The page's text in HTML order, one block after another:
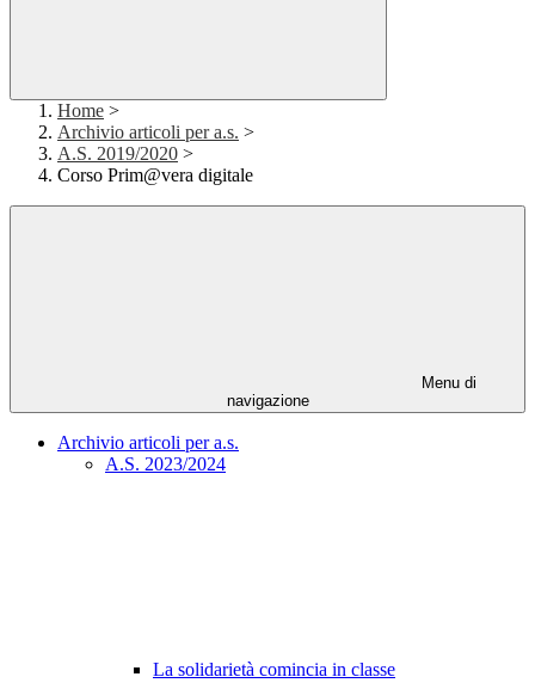
Home >
Archivio articoli per a.s. >
A.S. 2019/2020 >
Corso Prim@vera digitale
Menu di
navigazione
Archivio articoli per a.s.
A.S. 2023/2024
La solidarietà comincia in classe